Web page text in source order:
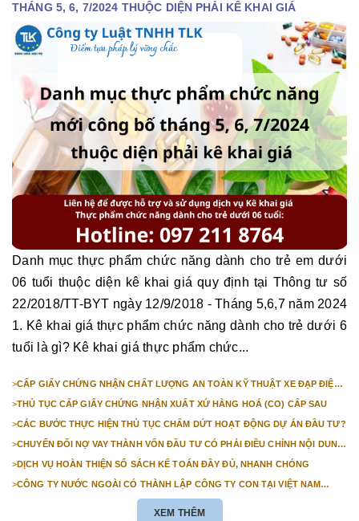
THÁNG 5, 6, 7/2024 THUỘC DIỆN PHẢI KÊ KHAI GIÁ
Danh mục thực phẩm chức năng dành cho trẻ em dưới
06 tuổi thuộc diện kê khai giá quy định tại Thông tư số
22/2018/TT-BYT ngày 12/9/2018 - Tháng 5,6,7 năm 2024
1. Kê khai giá thực phẩm chức năng dành cho trẻ dưới 6
tuổi là gì? Kê khai giá thực phẩm chức...
>CẤP GIẤY CHỨNG NHẬN CHẤT LƯỢNG AN TOÀN KỸ THUẬT XE ĐẠP ĐIỆN
>THỦ TỤC CẤP GIẤY CHỨNG NHẬN XUẤT XỨ HÀNG HOÁ (CO) CẤP SAU
>CÁC BƯỚC THỰC HIỆN THỦ TỤC CHẤM DỨT HOẠT ĐỘNG DỰ ÁN ĐẦU TƯ?
>CHUYỂN ĐỔI NỢ VAY THÀNH VỐN ĐẦU TƯ CÓ PHẢI ĐIỀU CHỈNH NỘI DUNG
>DỊCH VỤ HOÀN THIỆN SỔ SÁCH KẾ TOÁN ĐẦY ĐỦ, NHANH CHÓNG
>CÔNG TY NƯỚC NGOÀI CÓ THÀNH LẬP CÔNG TY CON TẠI VIỆT NAM
XEM THÊM